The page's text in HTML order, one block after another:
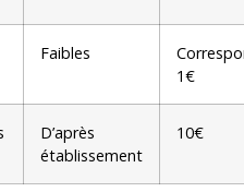
Faibles
1€
D’après
établissement
10€